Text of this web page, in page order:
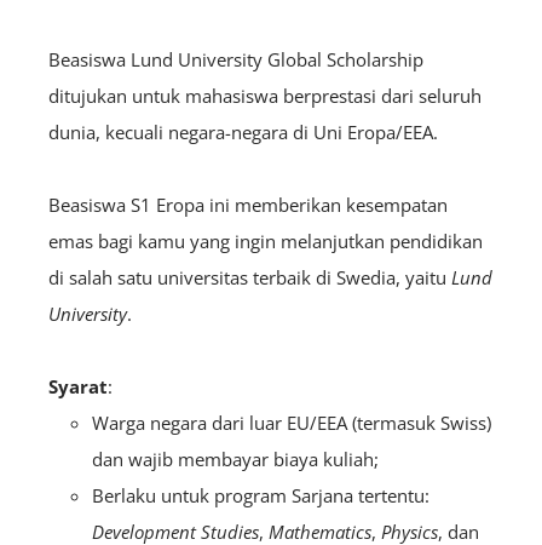
Beasiswa Lund University Global Scholarship
ditujukan untuk mahasiswa berprestasi dari seluruh
dunia, kecuali negara-negara di Uni Eropa/EEA.
Beasiswa S1 Eropa ini memberikan kesempatan
emas bagi kamu yang ingin melanjutkan pendidikan
di salah satu universitas terbaik di Swedia, yaitu Lund
University.
Syarat:
Warga negara dari luar EU/EEA (termasuk Swiss)
dan wajib membayar biaya kuliah;
Berlaku untuk program Sarjana tertentu:
Development Studies, Mathematics, Physics, dan